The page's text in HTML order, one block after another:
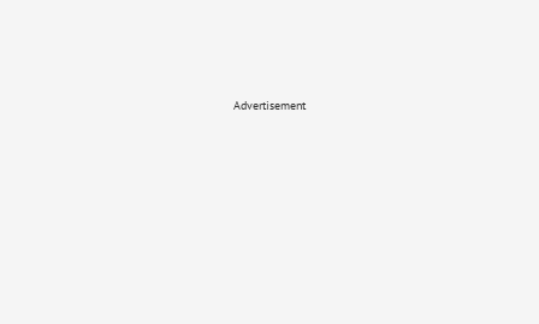
Advertisement